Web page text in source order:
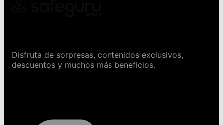
Disfruta de sorpresas, contenidos exclusivos,
descuentos y muchos más beneficios.